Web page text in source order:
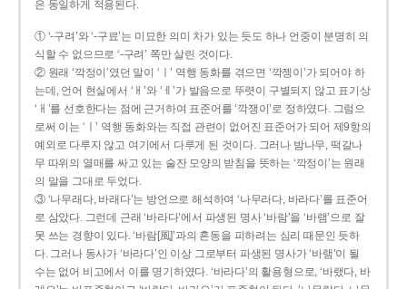
은 동일하게 적용된다.
① ‘-구려’와 ‘-구료’는 미묘한 의미 차가 있는 듯도 하나 언중이 분명히 의
식할 수 없으므로 ‘-구려’ 쪽만 살린 것이다.
② 원래 ‘깍정이’였던 말이 ‘ㅣ’ 역행 동화를 겪으면 ‘깍젱이’가 되어야 하
는데, 언어 현실에서 ‘ㅐ’와 ‘ㅔ’가 발음으로 뚜렷이 구별되지 않고 표기상
‘ㅐ’를 선호한다는 점에 근거하여 표준어를 ‘깍쟁이’로 정하였다. 그럼으
로써 이는 ‘ㅣ’ 역행 동화와는 직접 관련이 없어진 표준어가 되어 제9항의
예외로 다루지 않고 여기에서 다루게 된 것이다. 그러나 밤나무, 떡갈나
무 따위의 열매를 싸고 있는 술잔 모양의 받침을 뜻하는 ‘깍정이’는 원래
의 말을 그대로 두었다.
③ ‘나무래다, 바래다’는 방언으로 해석하여 ‘나무라다, 바라다’를 표준어
로 삼았다. 그런데 근래 ‘바라다’에서 파생된 명사 ‘바람’을 ‘바램’으로 잘
못 쓰는 경향이 있다. ‘바람[風]’과의 혼동을 피하려는 심리 때문인 듯하
다. 그러나 동사가 ‘바라다’인 이상 그로부터 파생된 명사가 ‘바램’이 될
수는 없어 비고에서 이를 명기하였다. ‘바라다’의 활용형으로, ‘바랬다, 바